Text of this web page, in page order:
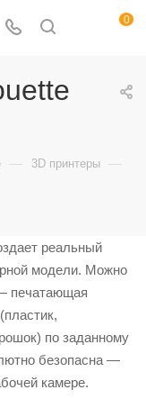
0
— 3D принтеры —
реальный
модели. Можно
печатающая
по заданному
безопасна —
камере.